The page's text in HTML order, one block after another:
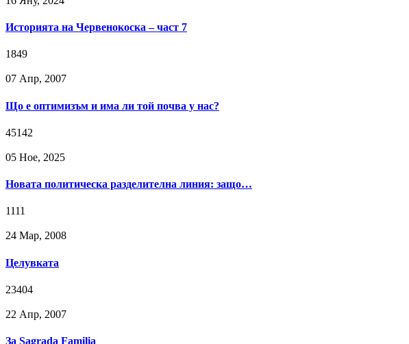
Историята на Червенокоска – част 7
1849
07 Апр, 2007
Що е оптимизъм и има ли той почва у нас?
45142
05 Ное, 2025
Новата политическа разделителна линия: защо…
1111
24 Мар, 2008
Целувката
23404
22 Апр, 2007
За Sagrada Familia